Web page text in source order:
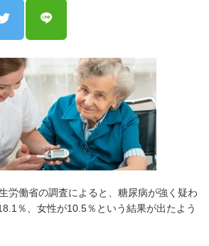
労働省の調査によると、糖尿病が強く疑わ
％、女性が10.5％という結果が出たよう